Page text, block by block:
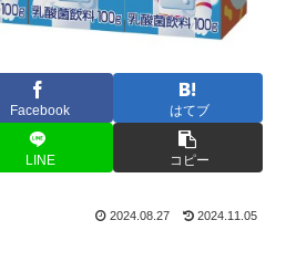
Facebook はてブ
LINE コピー
2024.08.27 2024.11.05